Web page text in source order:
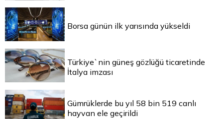
Borsa günün ilk yarısında yükseldi
Türkiye`nin güneş gözlüğü ticaretinde
İtalya imzası
Gümrüklerde bu yıl 58 bin 519 canlı
hayvan ele geçirildi